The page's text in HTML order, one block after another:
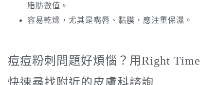
脂肪數值。
容易乾燥，尤其是嘴唇、黏膜，應注重保濕。
痘痘粉刺問題好煩惱？用Right Time
快速尋找附近的皮膚科諮詢